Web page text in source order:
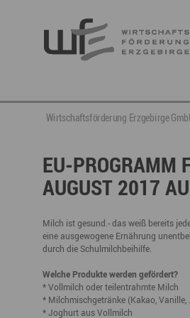
Berufsnachwuchs &
Partner vernetzen
Fachkräfte finden
Talente finden
Miet- und
aktuelle Angebote &
Projekte
Wirtschaftsservice
Berufsnachwuchs &
Gründung, Förderung
Innovation- und
Gründer- &
Annaberg
Neuigkeiten
Veranstaltungen
Ansprechpartner &
DGE
Wirtschaftsförderung Erzgebirge
EU-PROGRAMM
AUGUST 2017
Milch ist gesund.- das weiß bereits
eine ausgewogene Ernährung
durch die Schulmilchbeihilfe.
Welche Produkte werden gefördert?
* Vollmilch oder teilentrahmte Milch
* Milchmischgetränke (Kakao,
* Joghurt aus Vollmilch